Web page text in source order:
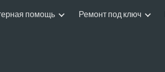
to navigation
помощь Ремонт под ключ